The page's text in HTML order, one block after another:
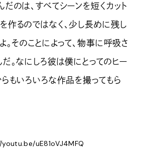
のは、すべてシーンを短くカット
作るのではなく、少し長めに残し
。そのことによって、物事に呼吸さ
。なにしろ彼は僕にとってのヒー
もいろいろな作品を撮ってもら
uE81oVJ4MFQ